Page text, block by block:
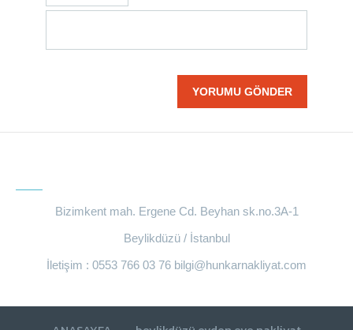
Bizimkent mah. Ergene Cd. Beyhan sk.no.3A-1
Beylikdüzü / İstanbul
İletişim : 0553 766 03 76 bilgi@hunkarnakliyat.com